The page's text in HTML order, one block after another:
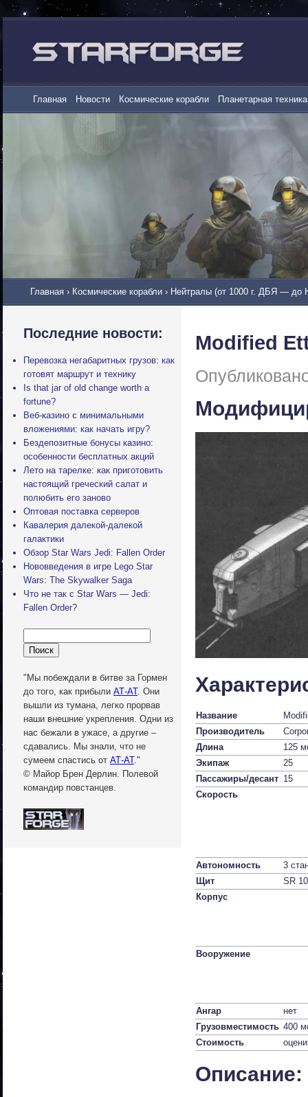
Главная Новости Космические корабли Планетарная техника
Главная › Космические корабли › Нейтралы (от 1000 г. ДБЯ — до
Последние новости:
Перевозка негабаритных грузов: как
готовят маршрут и технику
Is that jar of old change worth a
fortune?
Веб-казино с минимальными
вложениями: как начать игру?
Бездепозитные бонусы казино:
особенности бесплатных акций
Лето на тарелке: как приготовить
настоящий греческий салат и
полюбить его заново
Оптовая поставка серверов
Кавалерия далекой-далекой
галактики
Обзор Star Wars Jedi: Fallen Order
Нововведения в игре Lego Star
Wars: The Skywalker Saga
Что не так с Star Wars — Jedi:
Fallen Order?
"Мы побеждали в битве за Гормен
до того, как прибыли АТ-АТ. Они
вышли из тумана, легко прорвав
наши внешние укрепления. Одни из
нас бежали в ужасе, а другие –
сдавались. Мы знали, что не
сумеем спастись от АТ-АТ."
© Майор Брен Дерлин. Полевой
командир повстанцев.
Modified
Название
Производитель
Длина
125
Экипаж
25
Пассажиры/десант 15
Скорость
Автономность
3
Щит
SR
Корпус
Вооружение
Ангар
нет
Грузовместимость 400
Стоимость
Описание: